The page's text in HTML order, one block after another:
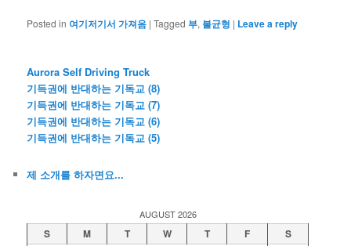
Posted in 여기저기서 가져옴 |Tagged 부, 불균형 | Leave a reply
Aurora Self Driving Truck
기득권에 반대하는 기독교 (8)
기득권에 반대하는 기독교 (7)
기득권에 반대하는 기독교 (6)
기득권에 반대하는 기독교 (5)
제 소개를 하자면요...
AUGUST 2026
S M T W T F S